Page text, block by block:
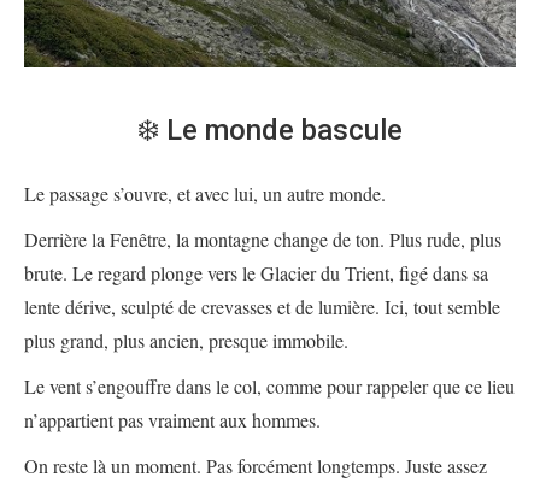
❄️ Le monde bascule
Le passage s’ouvre, et avec lui, un autre monde.
Derrière la Fenêtre, la montagne change de ton. Plus rude, plus
brute. Le regard plonge vers le Glacier du Trient, figé dans sa
lente dérive, sculpté de crevasses et de lumière. Ici, tout semble
plus grand, plus ancien, presque immobile.
Le vent s’engouffre dans le col, comme pour rappeler que ce lieu
n’appartient pas vraiment aux hommes.
On reste là un moment. Pas forcément longtemps. Juste assez